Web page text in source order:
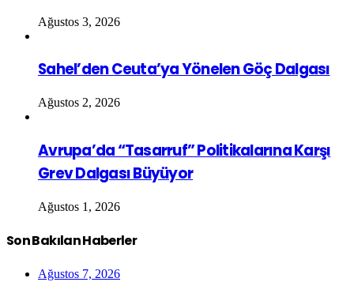
Ağustos 3, 2026
Sahel’den Ceuta’ya Yönelen Göç Dalgası
Ağustos 2, 2026
Avrupa’da “Tasarruf” Politikalarına Karşı
Grev Dalgası Büyüyor
Ağustos 1, 2026
Son Bakılan Haberler
Ağustos 7, 2026